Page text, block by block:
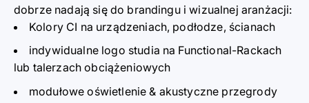
dobrze nadają się do brandingu i wizualnej aranżacji:
Kolory CI na urządzeniach, podłodze, ścianach
indywidualne logo studia na Functional-Rackach
lub talerzach obciążeniowych
modułowe oświetlenie & akustyczne przegrody